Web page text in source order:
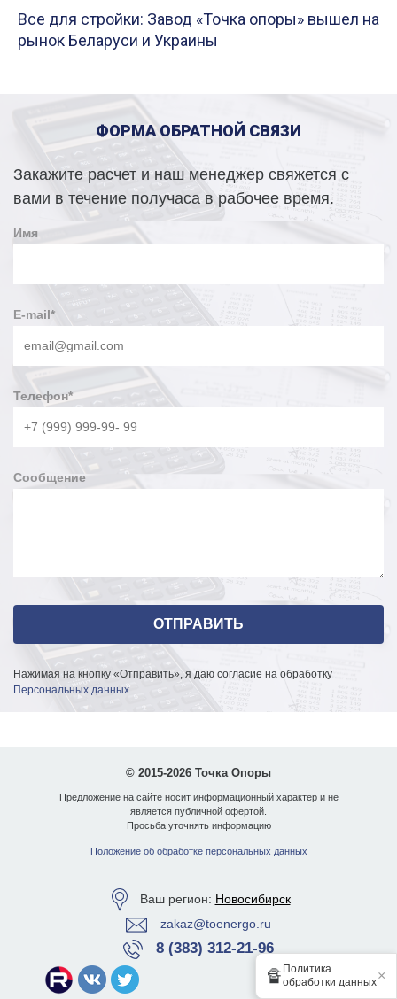
Все для стройки: Завод «Точка опоры» вышел на
рынок Беларуси и Украины
ФОРМА ОБРАТНОЙ СВЯЗИ
Закажите расчет и наш менеджер свяжется с
вами в течение получаса в рабочее время.
Имя
E-mail*
Телефон*
Сообщение
Нажимая на кнопку «Отправить», я даю согласие на обработку
Персональных данных
© 2015-2026 Точка Опоры
Предложение на сайте носит информационный характер и не
является публичной офертой.
Просьба уточнять информацию
Положение об обработке персональных данных
Ваш регион: Новосибирск
zakaz@toenergo.ru
8 (383) 312-21-96
🔏 Политика
обработки данных×